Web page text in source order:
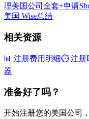
理美国公司全套+申请
美国 Wise总结
相关资源
📊 注册费用明细⏱️ 注册
器
准备好了吗？
开始注册您的美国公司